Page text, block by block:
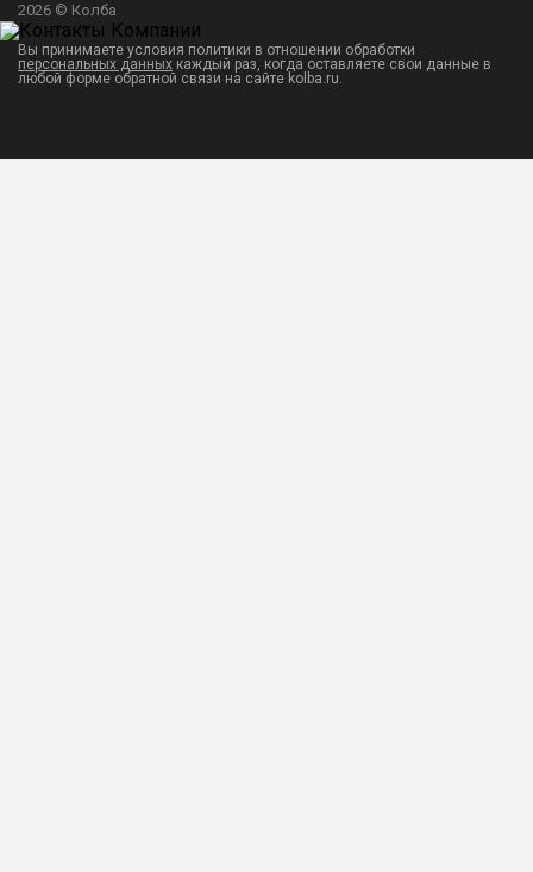
2026 © Колба
Вы принимаете условия политики в отношении обработки
персональных данных каждый раз, когда оставляете свои данные в
любой форме обратной связи на сайте kolba.ru.